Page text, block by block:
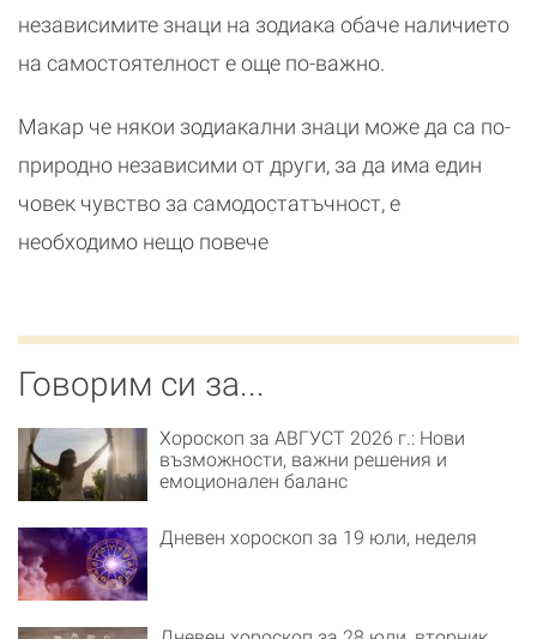
независимите знаци на зодиака обаче наличието
на самостоятелност е още по-важно.
Макар че някои зодиакални знаци може да са по-
природно независими от други, за да има един
човек чувство за самодостатъчност, е
необходимо нещо повече
Говорим си за...
Хороскоп за АВГУСТ 2026 г.: Нови
възможности, важни решения и
емоционален баланс
Дневен хороскоп за 19 юли, неделя